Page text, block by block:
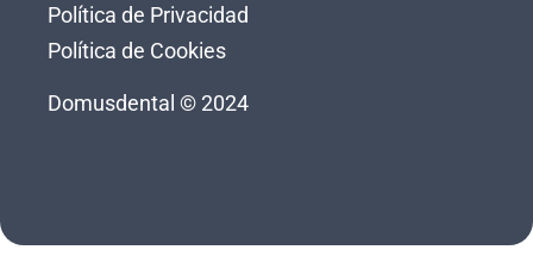
Política de Privacidad
Política de Cookies
Domusdental © 2024